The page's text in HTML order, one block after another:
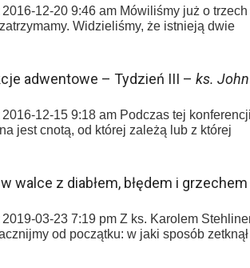
2016-12-20 9:46 am Mówiliśmy już o
Widzieliśmy, że istnieją dwie
adwentowe – Tydzień III – ks.
2016-12-15 9:18 am Podczas tej
jest cnotą, od której zależą lub z której
walce z diabłem, błędem i
2019-03-23 7:19 pm Z ks. Karolem
od początku: w jaki sposób